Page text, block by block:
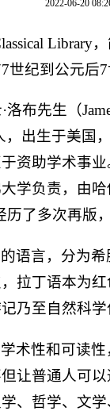
2022-06-20
Library
纪到公元后
布先生（
，出生于美国
资助学术事
学负责，由
了多次再版
语言，分为
拉丁语本为
乃至自然科学
术性和可读
让普通人可
、哲学、文